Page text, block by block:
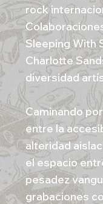
rock
Sleeping With
Charlotte
diversidad
Caminando
entre la
alteridad
el espacio
pesadez
grabaciones